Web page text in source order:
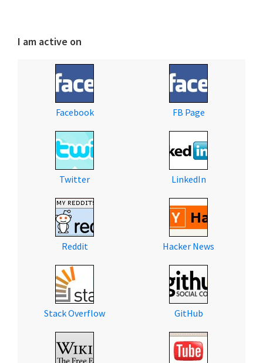
I am active on
Facebook FB Page
Twitter LinkedIn
Reddit Hacker News
Stack Overflow GitHub